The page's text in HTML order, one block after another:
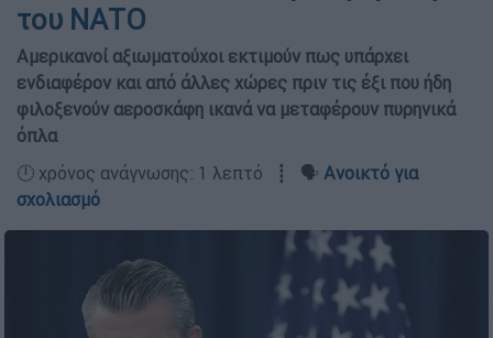
του ΝΑΤΟ
Αμερικανοί αξιωματούχοι εκτιμούν πως υπάρχει
ενδιαφέρον και από άλλες χώρες πριν τις έξι που ήδη
φιλοξενούν αεροσκάφη ικανά να μεταφέρουν πυρηνικά
όπλα
🕛 χρόνος ανάγνωσης: 1 λεπτό ┋ 🗣️ Ανοικτό για
σχολιασμό